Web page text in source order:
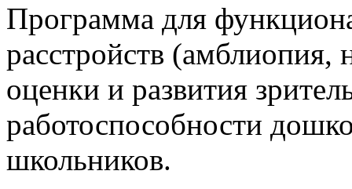
Программа для
расстройств (амблиопия,
оценки и развития
работоспособности
школьников.